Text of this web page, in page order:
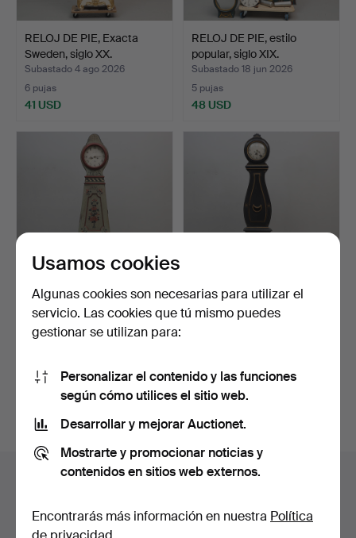
RELOJ DE PIE, Exacta
Sweden, siglo XX.
Subastado 4 ago 2026
6 pujas
41 USD
RELOJ DE PIE, estilo
popular, siglo XIX.
Subastado 18 jun 2026
5 pujas
48 USD
RELOJ DE MORA, madera
pintada, siglo XIX.
Subastado 11 jun 2026
60 USD
RELOJ DE PIE, Moraklocka,
siglo XIX.
127 USD
Archivo de subastas
Estás buscando en el archivo de subastas concluidas.
Usamos cookies
Algunas cookies son necesarias para utilizar el
servicio. Las cookies que tú mismo puedes
gestionar se utilizan para:
Personalizar el contenido y las funciones
según cómo utilices el sitio web.
Desarrollar y mejorar Auctionet.
Mostrarte y promocionar noticias y
contenidos en sitios web externos.
Encontrarás más información en nuestra Política